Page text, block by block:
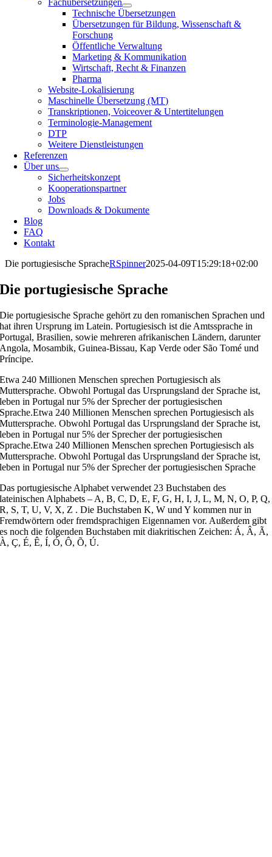
Fachübersetzungen
Technische Übersetzungen
Übersetzungen für Bildung, Wissenschaft &
Forschung
Öffentliche Verwaltung
Marketing & Kommunikation
Wirtschaft, Recht & Finanzen
Pharma
Website-Lokalisierung
Maschinelle Übersetzung (MT)
Transkriptionen, Voiceover & Untertitelungen
Terminologie-Management
DTP
Weitere Dienstleistungen
Referenzen
Über uns
Sicherheitskonzept
Kooperationspartner
Jobs
Downloads & Dokumente
Blog
FAQ
Kontakt
Die portugiesische SpracheRSpinner2025-04-09T15:29:18+02:00
Die portugiesische Sprache
Die portugiesische Sprache gehört zu den romanischen Sprachen und
hat ihren Ursprung im Latein. Portugiesisch ist die Amtssprache in
Portugal, Brasilien, sowie mehreren afrikanischen Ländern, darunter
Angola, Mosambik, Guinea-Bissau, Kap Verde oder São Tomé und
Príncipe.
Etwa 240 Millionen Menschen sprechen Portugiesisch als
Muttersprache. Obwohl Portugal das Ursprungsland der Sprache ist,
leben in Portugal nur 5% der Sprecher der portugiesischen
Sprache.Etwa 240 Millionen Menschen sprechen Portugiesisch als
Muttersprache. Obwohl Portugal das Ursprungsland der Sprache ist,
leben in Portugal nur 5% der Sprecher der portugiesischen
Sprache.Etwa 240 Millionen Menschen sprechen Portugiesisch als
Muttersprache. Obwohl Portugal das Ursprungsland der Sprache ist,
leben in Portugal nur 5% der Sprecher der portugiesischen Sprache
Das portugiesische Alphabet verwendet 23 Buchstaben des
lateinischen Alphabets – A, B, C, D, E, F, G, H, I, J, L, M, N, O, P, Q,
R, S, T, U, V, X, Z . Die Buchstaben K, W und Y kommen nur in
Fremdwörtern oder fremdsprachigen Eigennamen vor. Außerdem gibt
es noch die folgenden Buchstaben mit diakritischen Zeichen: Á, Â, Ã,
À, Ç, É, Ê, Í, Ó, Ô, Õ, Ú.